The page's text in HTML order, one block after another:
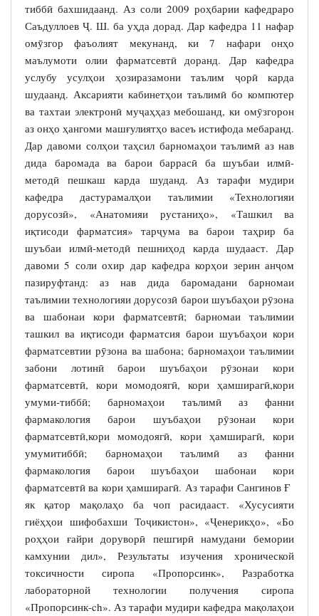
тиббӣ бахшидаанд. Аз соли 2009 роҳбарии кафедраро
Саъдуллоев Ҷ. Ш. ба уҳда дорад. Дар кафедра 11 нафар
омӯзгор фаъолият мекунанд, ки 7 нафари онҳо
маълумоти олии фарматсевтӣ доранд. Дар кафедра
услубу усулҳои ҳозиразамони таълим ҷорӣ карда
шудаанд. Аксарияти кабинетҳои таълимӣ бо компютер
ва тахтаи электронӣ муҷаҳҳаз мебошанд, ки омӯзгорон
аз онҳо ҳангоми машғулиятҳо васеъ истифода мебаранд.
Дар давоми солҳои таҳсил барномаҳои таълимӣ аз нав
дида баромада ва барои баррасӣ ба шуъбаи илмӣ-
методӣ пешкаш карда шуданд. Аз тарафи мудири
кафедра дастурамалҳои таълимии «Технологияи
дорусозӣ», «Анатомияи рустаниҳо», «Ташкил ва
иқтисоди фарматсия» тарҷума ва барои таҳрир ба
шуъбаи илмӣ-методӣ пешниҳод карда шудааст. Дар
давоми 5 соли охир дар кафедра корҳои зерин анҷом
пазируфтанд: аз нав дида баромадани барномаи
таълимии технологияи дорусозӣ барои шуъбаҳои рӯзона
ва шабонаи кори фарматсевтӣ; барномаи таълимии
ташкил ва иқтисоди фарматсия барои шуъбаҳои кори
фарматсевтии рӯзона ва шабона; барномаҳои таълимии
забони лотинӣ барои шуъбаҳои рӯзонаи кори
фарматсевтӣ, кори момодоягӣ, кори ҳамширагӣ,кори
умуми-тиббӣ; барномаҳои таълимӣ аз фанни
фармакология барои шуъбаҳои рӯзонаи кори
фарматсевтӣ,кори момодоягӣ, кори ҳамширагӣ, кори
умумитиббӣ; барномаҳои таълимӣ аз фанни
фармакология барои шуъбаҳои шабонаи кори
фарматсевтӣ ва кори ҳамширагӣ. Аз тарафи Сангинов Ғ
як қатор мақолаҳо ба чоп расидааст. «Хусусияти
гиёҳҳои шифобахши Тоҷикистон», «Ҷенерикҳо», «Бо
роҳҳои ғайри доруворӣ пешгирӣ намудани бемории
камхунии дил», Результаты изучения хронической
токсичности сиропа «Пропорсинк», Разработка
лабораторной технологии получения сиропа
«Пропорсинк-ch». Аз тарафи мудири кафедра мақолаҳои